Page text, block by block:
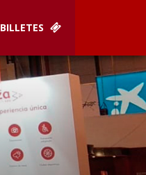
BILLETES